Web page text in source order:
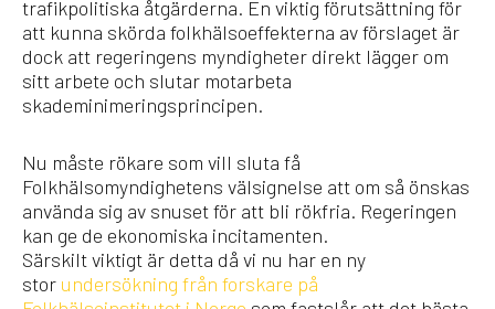
trafikpolitiska åtgärderna. En viktig förutsättning för
att kunna skörda folkhälsoeffekterna av förslaget är
dock att regeringens myndigheter direkt lägger om
sitt arbete och slutar motarbeta
skademinimeringsprincipen.
Nu måste rökare som vill sluta få
Folkhälsomyndighetens välsignelse att om så önskas
använda sig av snuset för att bli rökfria. Regeringen
kan ge de ekonomiska incitamenten.
Särskilt viktigt är detta då vi nu har en ny
stor undersökning från forskare på